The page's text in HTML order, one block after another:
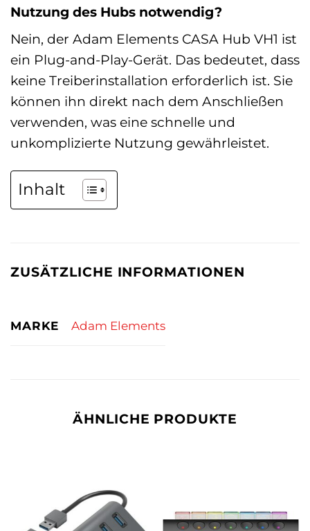
Nutzung des Hubs notwendig?
Nein, der Adam Elements CASA Hub VH1 ist
ein Plug-and-Play-Gerät. Das bedeutet, dass
keine Treiberinstallation erforderlich ist. Sie
können ihn direkt nach dem Anschließen
verwenden, was eine schnelle und
unkomplizierte Nutzung gewährleistet.
Inhalt
ZUSÄTZLICHE INFORMATIONEN
MARKE Adam Elements
ÄHNLICHE PRODUKTE